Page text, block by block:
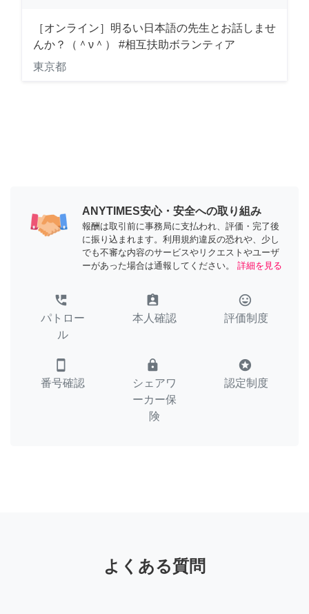
［オンライン］明るい日本語の先生とお話しませ
んか？（＾ν＾） #相互扶助ボランティア
東京都
ANYTIMES安心・安全への取り組み
報酬は取引前に事務局に支払われ、評価・完了後
に振り込まれます。利用規約違反の恐れや、少し
でも不審な内容のサービスやリクエストやユーザ
ーがあった場合は通報してください。
詳細を見る
perm_phone_msg
パトロー
ル
assignment_ind
本人確認
tag_faces
評価制度
smartphone
番号確認
lock
シェアワ
ーカー保
険
stars
認定制度
よくある質問